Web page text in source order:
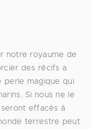
notre royaume de
des récifs a
perle magique qui
Si nous ne le
effacés à
terrestre peut